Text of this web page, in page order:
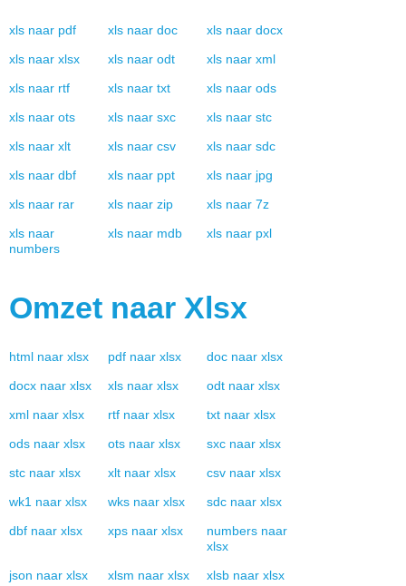
xls naar pdf xls naar doc xls naar docx
xls naar xlsx xls naar odt xls naar xml
xls naar rtf xls naar txt xls naar ods
xls naar ots xls naar sxc xls naar stc
xls naar xlt xls naar csv xls naar sdc
xls naar dbf xls naar ppt xls naar jpg
xls naar rar xls naar zip xls naar 7z
xls naar
numbers
xls naar mdb xls naar pxl
Omzet naar Xlsx
html naar xlsx pdf naar xlsx doc naar xlsx
docx naar xlsx xls naar xlsx odt naar xlsx
xml naar xlsx rtf naar xlsx txt naar xlsx
ods naar xlsx ots naar xlsx sxc naar xlsx
stc naar xlsx xlt naar xlsx csv naar xlsx
wk1 naar xlsx wks naar xlsx sdc naar xlsx
dbf naar xlsx xps naar xlsx numbers naar
xlsx
json naar xlsx xlsm naar xlsx xlsb naar xlsx